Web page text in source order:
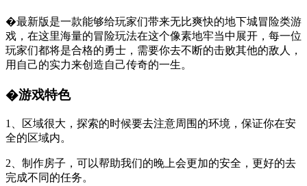
�最新版是一款能够给玩家们带来无比爽快的地下城冒险类游
戏，在这里海量的冒险玩法在这个像素地牢当中展开，每一位
玩家们都将是合格的勇士，需要你去不断的击败其他的敌人，
用自己的实力来创造自己传奇的一生。
�游戏特色
1、区域很大，探索的时候要去注意周围的环境，保证你在安
全的区域内。
2、制作房子，可以帮助我们的晚上会更加的安全，更好的去
完成不同的任务。